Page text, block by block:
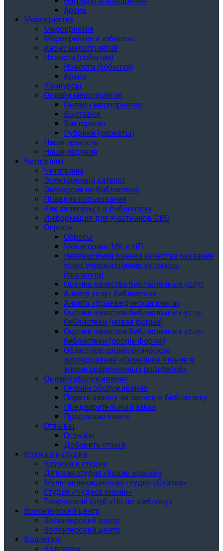
Архив
Мероприятия
Мероприятия
Мероприятия к юбилею
Анонс мероприятий
Новости (события)
Новости (события)
Архив
Конкурсы
Онлайн мероприятия
Онлайн мероприятия
Выставки
Викторины
Рубрики (сюжеты)
Наши проекты
Наши издания
Читателям
Читателям
Электронный каталог
Экскурсия по библиотеке
Правила пользования
Как записаться в библиотеку
Информация для участников СВО
Опросы
Опросы
Мониторинг МК и НП
Независимая оценка качества оказания
услуг учреждениями культуры
(bus.gov.ru)
Оценка качества библиотечных услуг
Анкета услуг библиотеки
Анкета «Краеведческая книга»
Oценка качества библиотечных услуг
библиотеки (новая форма)
Oценка качества библиотечных услуг
библиотеки (google форма)
Областное социологическое
исследование «Семейное чтение в
жизни современных родителей»
Онлайн обслуживание
Онлайн обслуживание
Подать заявку на запись в библиотеку
Предварительный заказ
Продление книги
Отзывы
Отзывы
Добавить отзыв
Кружки и студии
Кружки и студии
Детская студия «Яркие краски»
Мультипликационная студия «Сказка»
Студия «Чудеса химии»
Творческий клуб «Не по шаблону»
Волонтерский центр
Волонтерский центр
Волонтерский центр
Коллегам
Коллегам